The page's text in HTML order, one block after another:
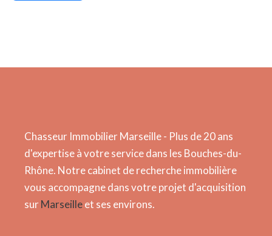
Chasseur Immobilier Marseille - Plus de 20 ans
d'expertise à votre service dans les Bouches-du-
Rhône. Notre cabinet de recherche immobilière
vous accompagne dans votre projet d'acquisition
surMarseilleet ses environs.